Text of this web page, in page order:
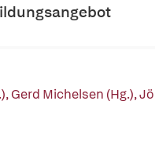
,Gerd Michelsen (Hg.),